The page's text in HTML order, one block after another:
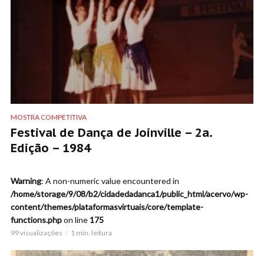
MOSTRA COMPETITIVA
Festival de Dança de Joinville – 2a.
Edição – 1984
Warning: A non-numeric value encountered in
/home/storage/9/08/b2/cidadedadanca1/public_html/acervo/wp-
content/themes/plataformasvirtuais/core/template-
functions.phpon line 175
99 visualizações 1 min. leitura